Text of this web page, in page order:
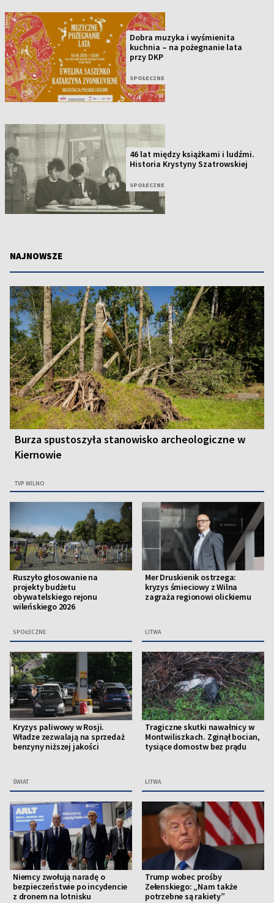
Dobra muzyka i wyśmienita
kuchnia – na pożegnanie lata
przy DKP
SPOŁECZNE
46 lat między książkami i ludźmi.
Historia Krystyny Szatrowskiej
SPOŁECZNE
NAJNOWSZE
Burza spustoszyła stanowisko archeologiczne w
Kiernowie
TVP WILNO
Ruszyło głosowanie na
projekty budżetu
obywatelskiego rejonu
wileńskiego 2026
SPOŁECZNE
Mer Druskienik ostrzega:
kryzys śmieciowy z Wilna
zagraża regionowi olickiemu
LITWA
Kryzys paliwowy w Rosji.
Władze zezwalają na sprzedaż
benzyny niższej jakości
ŚWIAT
Tragiczne skutki nawałnicy w
Montwiliszkach. Zginął bocian,
tysiące domostw bez prądu
LITWA
Niemcy zwołują naradę o
bezpieczeństwie po incydencie
z dronem na lotnisku
Trump wobec prośby
Zełenskiego: „Nam także
potrzebne są rakiety”